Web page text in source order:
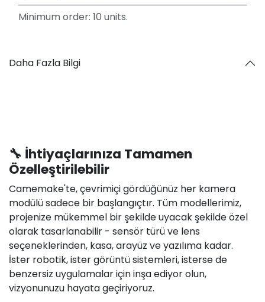
Minimum order: 10 units.
Daha Fazla Bilgi
🔧 İhtiyaçlarınıza Tamamen
Özelleştirilebilir
Camemake'te, çevrimiçi gördüğünüz her kamera
modülü sadece bir başlangıçtır. Tüm modellerimiz,
projenize mükemmel bir şekilde uyacak şekilde özel
olarak tasarlanabilir - sensör türü ve lens
seçeneklerinden, kasa, arayüz ve yazılıma kadar.
İster robotik, ister görüntü sistemleri, isterse de
benzersiz uygulamalar için inşa ediyor olun,
vizyonunuzu hayata geçiriyoruz.